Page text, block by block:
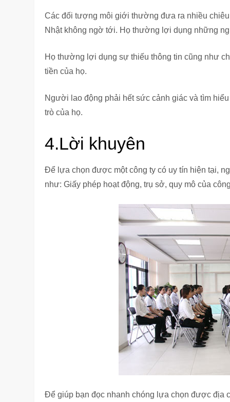
Các đối tượng môi giới thường đưa ra nhiều
Nhật không ngờ tới. Họ thường lợi dụng những
Họ thường lợi dụng sự thiếu thông tin cũng như
tiền của họ.
Người lao động phải hết sức cảnh giác và tìm
trò của họ.
4.Lời khuyên
Để lựa chọn được một công ty có uy tín hiện tại,
như: Giấy phép hoạt động, trụ sở, quy mô của
Để giúp bạn đọc nhanh chóng lựa chọn được địa